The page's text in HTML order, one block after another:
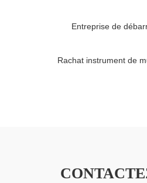
Entreprise de
Rachat instrument de